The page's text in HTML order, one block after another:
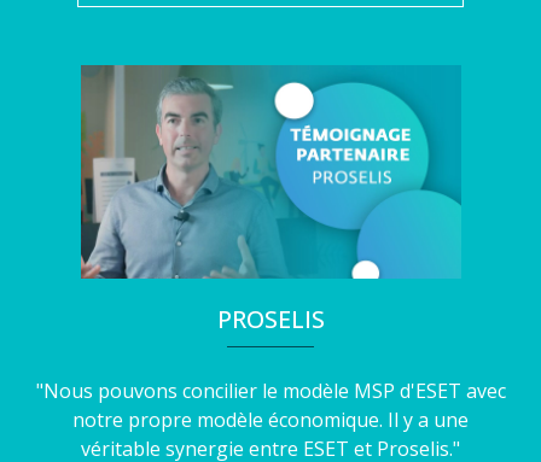
PROSELIS
"Nous pouvons concilier le modèle MSP d'ESET avec
notre propre modèle économique. Il y a une
véritable synergie entre ESET et Proselis."